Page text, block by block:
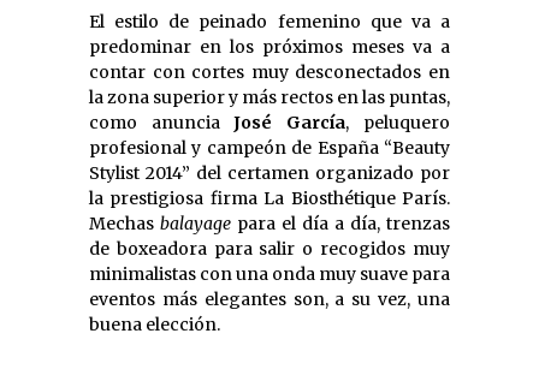
El estilo de peinado femenino que va a
predominar en los próximos meses va a
contar con cortes muy desconectados en
la zona superior y más rectos en las puntas,
como anuncia José García, peluquero
profesional y campeón de España “Beauty
Stylist 2014” del certamen organizado por
la prestigiosa firma La Biosthétique París.
Mechas balayage para el día a día, trenzas
de boxeadora para salir o recogidos muy
minimalistas con una onda muy suave para
eventos más elegantes son, a su vez, una
buena elección.